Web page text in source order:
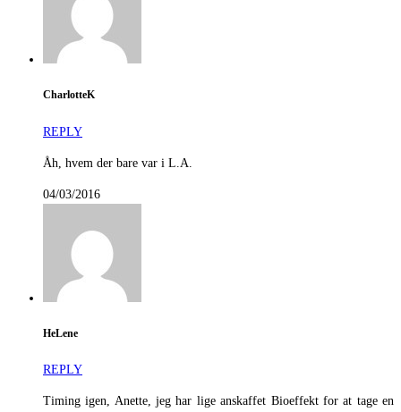
CharlotteK
REPLY
Åh, hvem der bare var i L.A.
04/03/2016
HeLene
REPLY
Timing igen, Anette, jeg har lige anskaffet Bioeffekt for at tage en